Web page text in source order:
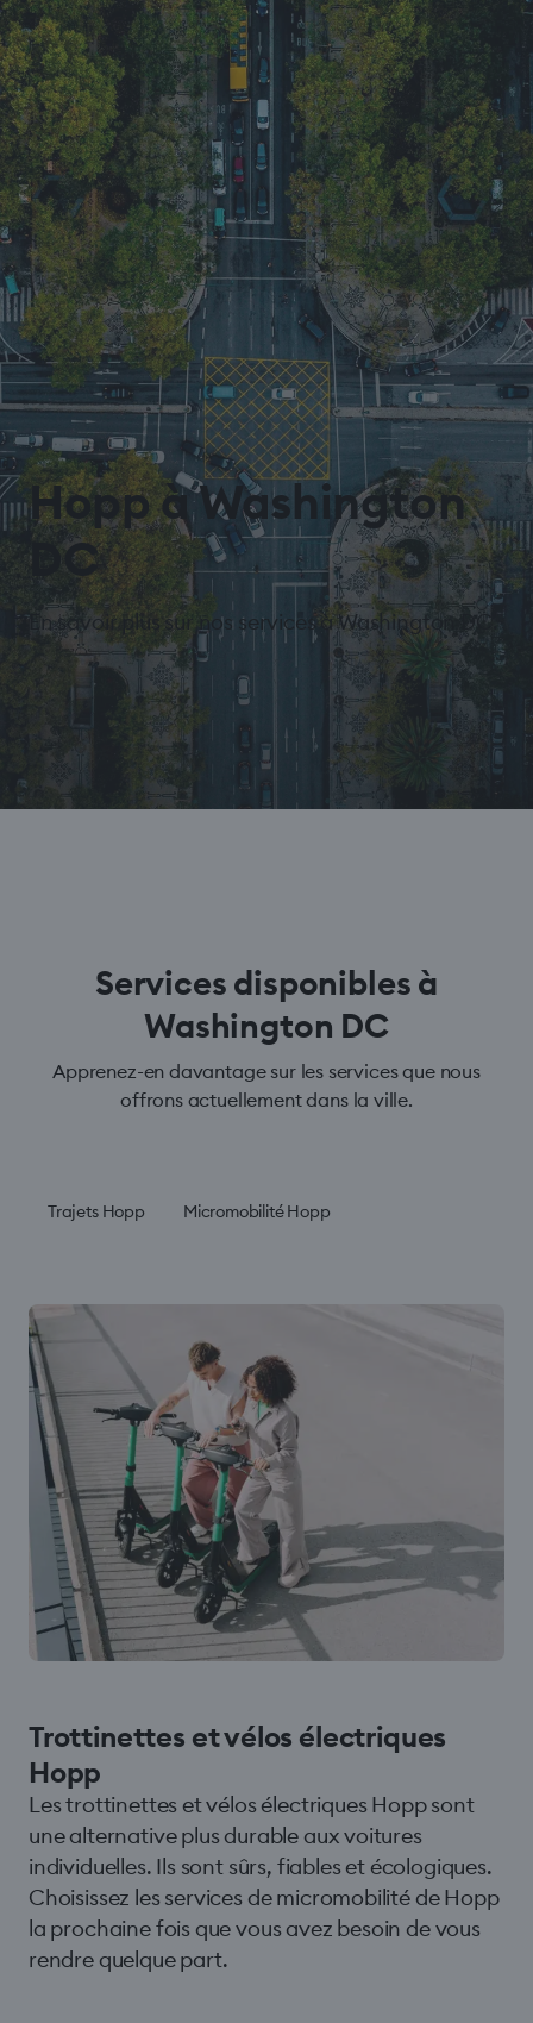
Hopp à Washington
DC
En savoir plus sur nos services à Washington DC.
Services disponibles à
Washington DC
Apprenez-en davantage sur les services que nous
offrons actuellement dans la ville.
Trajets Hopp Micromobilité Hopp
Trottinettes et vélos électriques
Hopp
Les trottinettes et vélos électriques Hopp sont
une alternative plus durable aux voitures
individuelles. Ils sont sûrs, fiables et écologiques.
Choisissez les services de micromobilité de Hopp
la prochaine fois que vous avez besoin de vous
rendre quelque part.